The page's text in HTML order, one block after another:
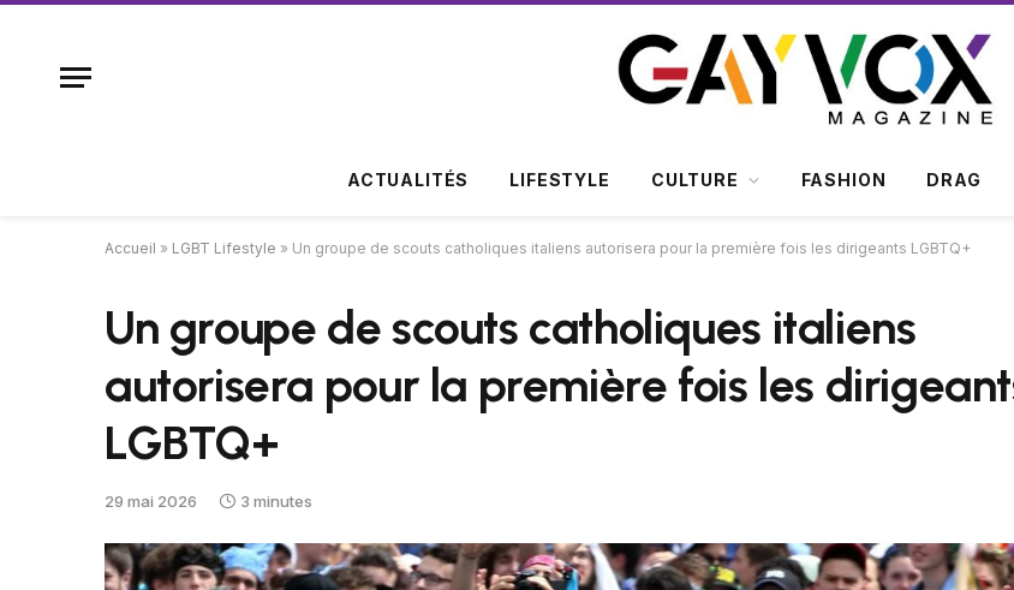
ACTUALITÉS LIFESTYLE CULTURE FASHION DRAG
Accueil » LGBT Lifestyle » Un groupe de scouts catholiques italiens autorisera pour la première fois les dirigeants LGBTQ+
Un groupe de scouts catholiques italiens
autorisera pour la première fois les
LGBTQ+
29 mai 2026 3 minutes